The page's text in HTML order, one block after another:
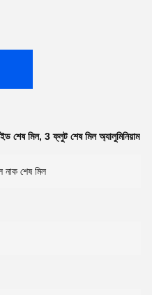
শেষ মিল, 3 ফ্লুট শেষ মিল অ্যালুমিনিয়াম
নাক শেষ মিল